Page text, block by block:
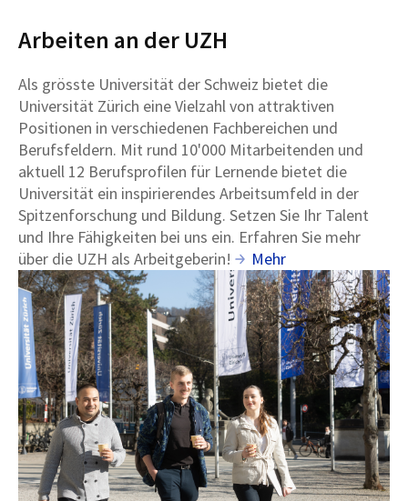
Arbeiten an der UZH
Als grösste Universität der Schweiz bietet die
Universität Zürich eine Vielzahl von attraktiven
Positionen in verschiedenen Fachbereichen und
Berufsfeldern. Mit rund 10'000 Mitarbeitenden und
aktuell 12 Berufsprofilen für Lernende bietet die
Universität ein inspirierendes Arbeitsumfeld in der
Spitzenforschung und Bildung. Setzen Sie Ihr Talent
und Ihre Fähigkeiten bei uns ein. Erfahren Sie mehr
über die UZH als Arbeitgeberin!
Mehr